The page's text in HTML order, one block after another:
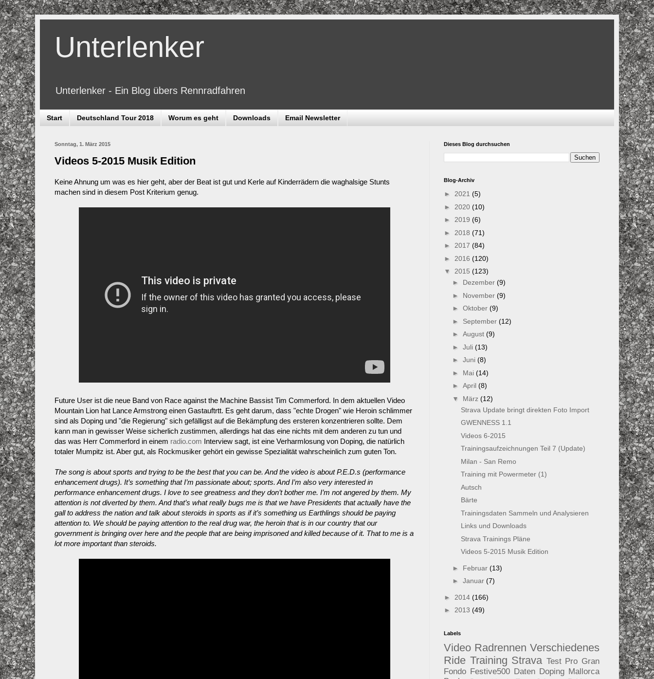
Unterlenker
Unterlenker - Ein Blog übers Rennradfahren
Start Deutschland Tour 2018 Worum es geht Downloads Email Newsletter
Sonntag, 1. März 2015
Videos 5-2015 Musik Edition
Keine Ahnung um was es hier geht, aber der Beat ist gut und Kerle auf Kinderrädern die waghalsige Stunts
machen sind in diesem Post Kriterium genug.
Future User ist die neue Band von Race against the Machine Bassist Tim Commerford. In dem aktuellen Video
Mountain Lion hat Lance Armstrong einen Gastauftrtt. Es geht darum, dass "echte Drogen" wie Heroin schlimmer
sind als Doping und "die Regierung" sich gefälligst auf die Bekämpfung des ersteren konzentrieren sollte. Dem
kann man in gewisser Weise sicherlich zustimmen, allerdings hat das eine nichts mit dem anderen zu tun und
das was Herr Commerford in einem radio.com Interview sagt, ist eine Verharmlosung von Doping, die natürlich
totaler Mumpitz ist. Aber gut, als Rockmusiker gehört ein gewisse Spezialität wahrscheinlich zum guten Ton.
The song is about sports and trying to be the best that you can be. And the video is about P.E.D.s (performance
enhancement drugs). It’s something that I’m passionate about; sports. And I’m also very interested in
performance enhancement drugs. I love to see greatness and they don’t bother me. I’m not angered by them. My
attention is not diverted by them. And that’s what really bugs me is that we have Presidents that actually have the
gall to address the nation and talk about steroids in sports as if it’s something us Earthlings should be paying
attention to. We should be paying attention to the real drug war, the heroin that is in our country that our
government is bringing over here and the people that are being imprisoned and killed because of it. That to me is a
lot more important than steroids.
Dieses Blog durchsuchen
Blog-Archiv
► 2021 (5)
► 2020 (10)
► 2019 (6)
► 2018 (71)
► 2017 (84)
► 2016 (120)
▼ 2015 (123)
► Dezember (9)
► November (9)
► Oktober (9)
► September (12)
► August (9)
► Juli (13)
► Juni (8)
► Mai (14)
► April (8)
▼ März (12)
Strava Update bringt direkten Foto Import
GWENNESS 1.1
Videos 6-2015
Trainingsaufzeichnungen Teil 7 (Update)
Milan - San Remo
Training mit Powermeter (1)
Autsch
Bärte
Trainingsdaten Sammeln und Analysieren
Links und Downloads
Strava Trainings Pläne
Videos 5-2015 Musik Edition
► Februar (13)
► Januar (7)
► 2014 (166)
► 2013 (49)
Labels
Video Radrennen Verschiedenes
Ride Training Strava Test Pro Gran
Fondo Festive500 Daten Doping Mallorca